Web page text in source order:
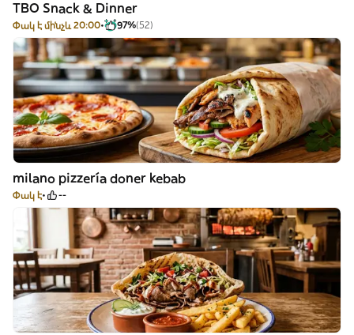
TBO Snack & Dinner
Փակ է մինչև 20:00 97%(52)
milano pizzería doner kebab
Փակ է --